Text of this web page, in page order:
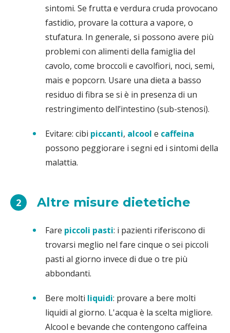
sintomi. Se frutta e verdura cruda provocano
fastidio, provare la cottura a vapore, o
stufatura. In generale, si possono avere più
problemi con alimenti della famiglia del
cavolo, come broccoli e cavolfiori, noci, semi,
mais e popcorn. Usare una dieta a basso
residuo di fibra se si è in presenza di un
restringimento dell’intestino (sub-stenosi).
Evitare: cibi piccanti, alcool e caffeina
possono peggiorare i segni ed i sintomi della
malattia.
2 Altre misure dietetiche
Fare piccoli pasti: i pazienti riferiscono di
trovarsi meglio nel fare cinque o sei piccoli
pasti al giorno invece di due o tre più
abbondanti.
Bere molti liquidi: provare a bere molti
liquidi al giorno. L'acqua è la scelta migliore.
Alcool e bevande che contengono caffeina